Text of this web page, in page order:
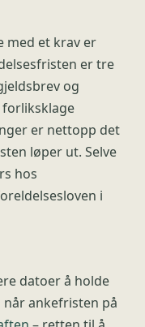
med et krav er
er tre
og
forliksklage
er nettopp det
løper ut. Selve
hos
i
datoer å holde
når ankefristen på